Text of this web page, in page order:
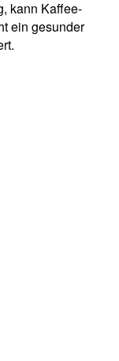
kann Kaffee-
ein gesunder